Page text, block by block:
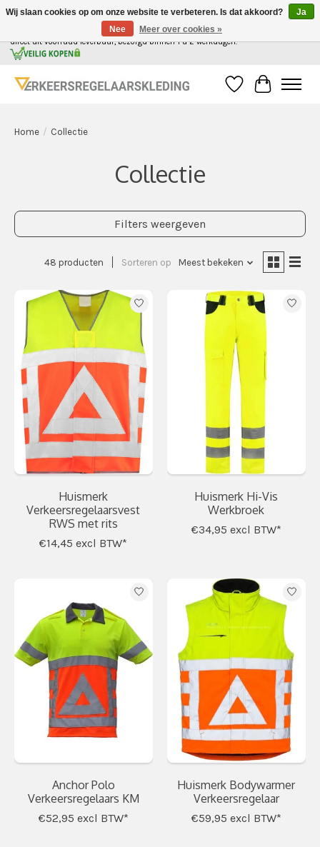
Alle kleding voor de verkeersregelaar in Nederland, gemakkelijk in 1 webshop. | Alles
direct uit voorraad leverbaar, bezorgd binnen 1 a 2 werkdagen.
Verlanglijst
Home / Collectie
Collectie
Filters weergeven
48 producten Sorteren op Meest bekeken
Huismerk
Verkeersregelaarsvest
RWS met rits
€14,45 excl BTW*
Huismerk Hi-Vis
Werkbroek
€34,95 excl BTW*
Anchor Polo
Verkeersregelaars KM
€52,95 excl BTW*
Huismerk Bodywarmer
Verkeersregelaar
€59,95 excl BTW*
Wij slaan cookies op om onze website te verbeteren. Is dat akkoord?
Ja
Nee
Meer over cookies »